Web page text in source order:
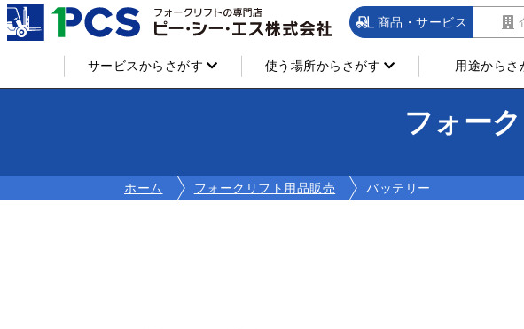
商品・サービス
サービスからさがす 使う場所からさがす 用途からさ
フォー
ホーム フォークリフト用品販売 バッテリー